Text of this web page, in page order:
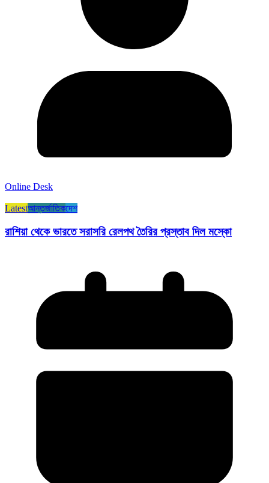
Online Desk
Latestআন্তর্জাতিকদেশ
রাশিয়া থেকে ভারতে সরাসরি রেলপথ তৈরির প্রস্তাব দিল মস্কো